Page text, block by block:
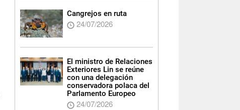
Cangrejos en ruta
24/07/2026
El ministro de Relaciones
Exteriores Lin se reúne
con una delegación
conservadora polaca del
Parlamento Europeo
24/07/2026